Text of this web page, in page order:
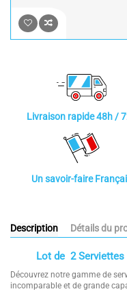
Livraison rapide 48h /
Un savoir-faire
Description Détails du
Lot de 2
Découvrez notre gamme de
incomparable et de grande